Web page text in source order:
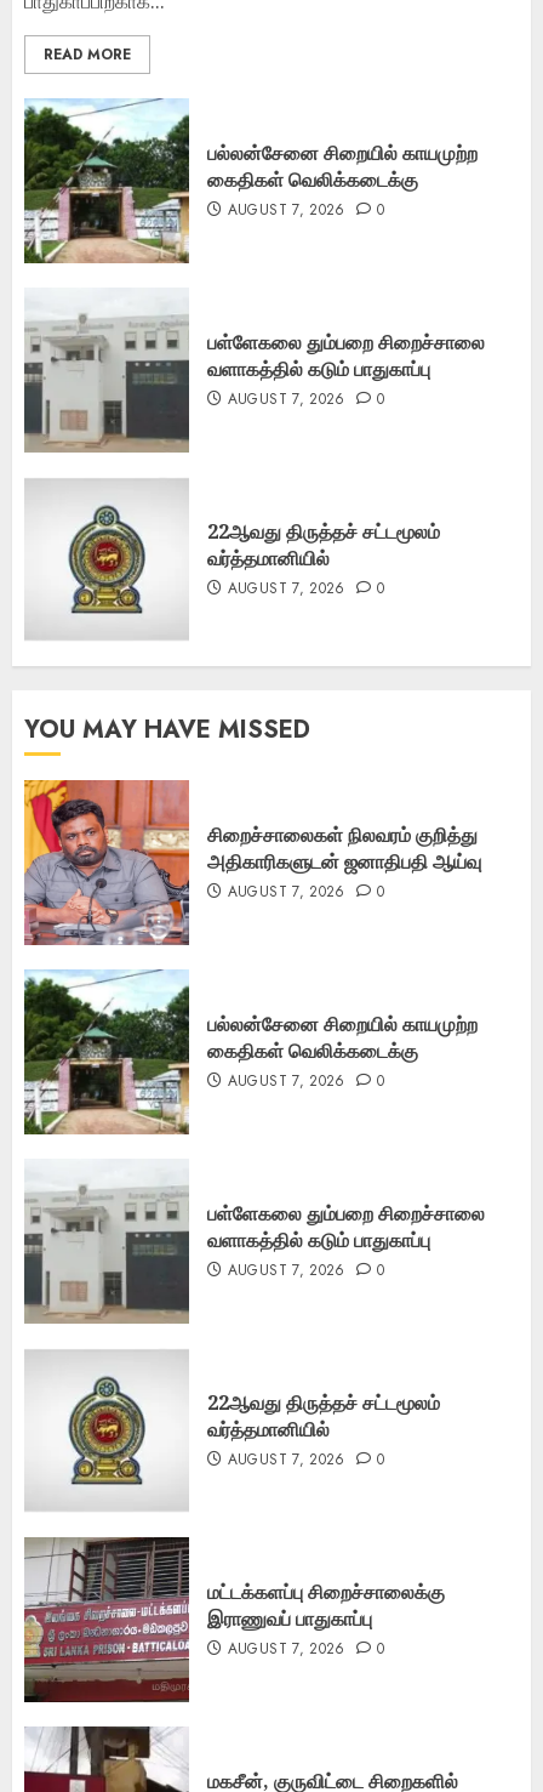
READ MORE
பல்லன்சேனை சிறையில் காயமுற்ற
கைதிகள் வெலிக்கடைக்கு
AUGUST 7, 2026 0
பள்ளேகலை தும்பறை சிறைச்சாலை
வளாகத்தில் கடும் பாதுகாப்பு
AUGUST 7, 2026 0
22ஆவது திருத்தச் சட்டமூலம்
வர்த்தமானியில்
AUGUST 7, 2026 0
YOU MAY HAVE MISSED
சிறைச்சாலைகள் நிலவரம் குறித்து
அதிகாரிகளுடன் ஜனாதிபதி ஆய்வு
AUGUST 7, 2026 0
பல்லன்சேனை சிறையில் காயமுற்ற
கைதிகள் வெலிக்கடைக்கு
AUGUST 7, 2026 0
பள்ளேகலை தும்பறை சிறைச்சாலை
வளாகத்தில் கடும் பாதுகாப்பு
AUGUST 7, 2026 0
22ஆவது திருத்தச் சட்டமூலம்
வர்த்தமானியில்
AUGUST 7, 2026 0
மட்டக்களப்பு சிறைச்சாலைக்கு
இராணுவப் பாதுகாப்பு
AUGUST 7, 2026 0
மகசீன், குருவிட்டை சிறைகளில்